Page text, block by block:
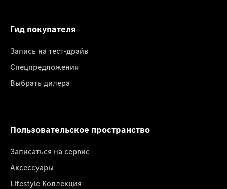
Гид покупателя
Запись на тест-драйв
Спецпредложения
Выбрать дилера
Пользовательское пространство
Записаться на сервис
Аксессуары
Lifestyle Коллекция